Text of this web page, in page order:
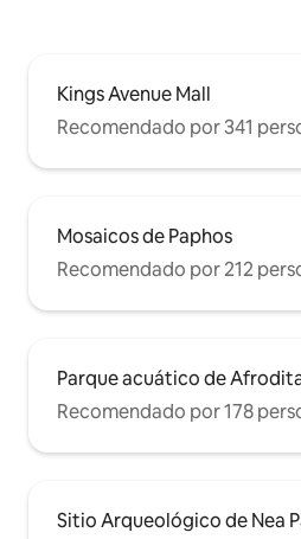
Kings Avenue Mall
Recomendado por 341
Mosaicos de Paphos
Recomendado por 212
Parque acuático de
Recomendado por 178
Sitio Arqueológico de Nea